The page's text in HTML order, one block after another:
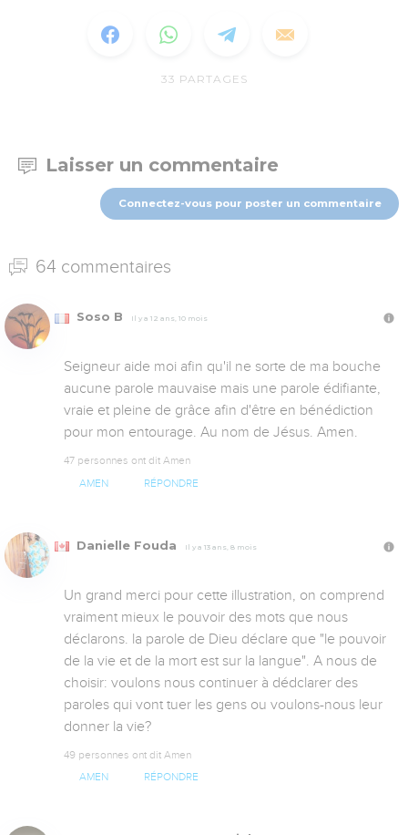
33 PARTAGES
Laisser un commentaire
Connectez-vous pour poster un commentaire
64 commentaires
Soso B Il y a 12 ans, 10 mois
Seigneur aide moi afin qu'il ne sorte de ma bouche
aucune parole mauvaise mais une parole édifiante,
vraie et pleine de grâce afin d'être en bénédiction
pour mon entourage. Au nom de Jésus. Amen.
47 personnes ont dit Amen
AMEN RÉPONDRE
Danielle Fouda Il y a 13 ans, 8 mois
Un grand merci pour cette illustration, on comprend
vraiment mieux le pouvoir des mots que nous
déclarons. la parole de Dieu déclare que "le pouvoir
de la vie et de la mort est sur la langue". A nous de
choisir: voulons nous continuer à dédclarer des
paroles qui vont tuer les gens ou voulons-nous leur
donner la vie?
49 personnes ont dit Amen
AMEN RÉPONDRE